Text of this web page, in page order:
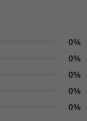
0%
0%
0%
0%
0%